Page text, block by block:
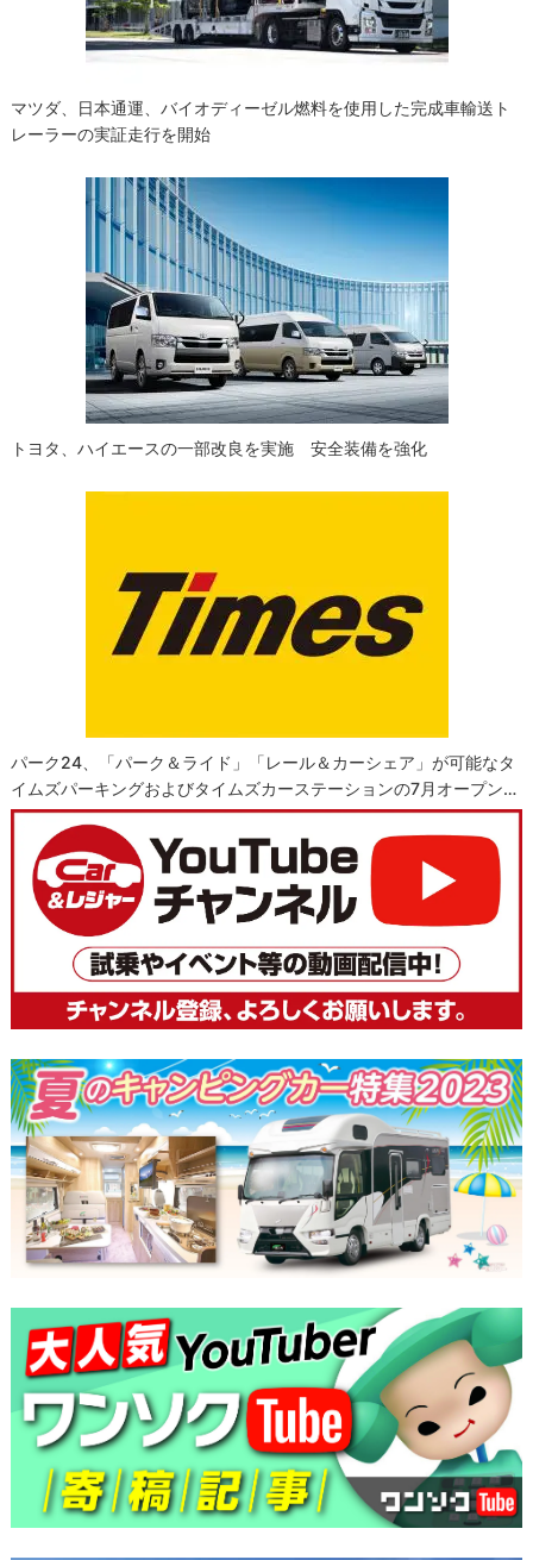
マツダ、日本通運、バイオディーゼル燃料を使用した完成車輸送ト
レーラーの実証走行を開始
トヨタ、ハイエースの一部改良を実施 安全装備を強化
パーク24、「パーク＆ライド」「レール＆カーシェア」が可能なタ
イムズパーキングおよびタイムズカーステーションの7月オープン…